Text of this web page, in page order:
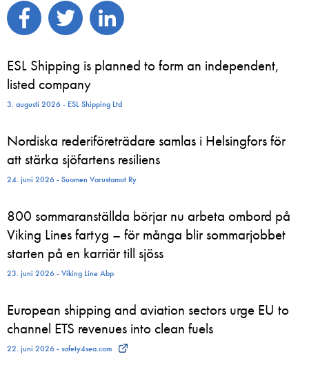
ESL Shipping is planned to form an independent,
listed company
3. augusti 2026 - ESL Shipping Ltd
Nordiska rederiföreträdare samlas i Helsingfors för
att stärka sjöfartens resiliens
24. juni 2026 - Suomen Varustamot Ry
800 sommaranställda börjar nu arbeta ombord på
Viking Lines fartyg – för många blir sommarjobbet
starten på en karriär till sjöss
23. juni 2026 - Viking Line Abp
European shipping and aviation sectors urge EU to
channel ETS revenues into clean fuels
22. juni 2026 - safety4sea.com